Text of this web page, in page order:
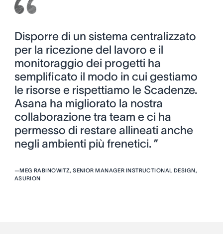
Disporre di un sistema centralizzato
per la ricezione del lavoro e il
monitoraggio dei progetti ha
semplificato il modo in cui gestiamo
le risorse e rispettiamo le Scadenze.
Asana ha migliorato la nostra
collaborazione tra team e ci ha
permesso di restare allineati anche
negli ambienti più frenetici. ”
—MEG RABINOWITZ, SENIOR MANAGER INSTRUCTIONAL DESIGN,
ASURION